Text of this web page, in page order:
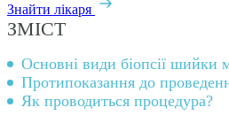
Знайти лікаря
ЗМІСТ
Основні види біопсії шийки
Протипоказання до
Як проводиться процедура?